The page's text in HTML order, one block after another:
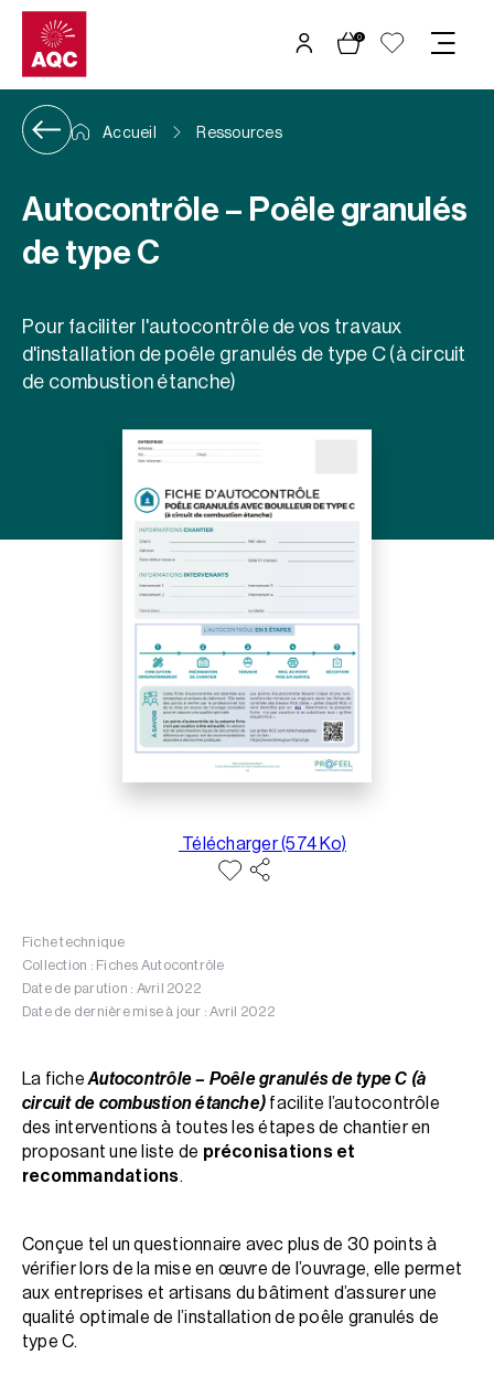
Panneau de gestion des cookies
0
Accueil Ressources
Autocontrôle – Poêle granulés
de type C
Pour faciliter l'autocontrôle de vos travaux
d'installation de poêle granulés de type C (à circuit
de combustion étanche)
Télécharger (574 Ko)
Fiche technique
Collection : Fiches Autocontrôle
Date de parution : Avril 2022
Date de dernière mise à jour : Avril 2022
La fiche Autocontrôle – Poêle granulés de type C (à
circuit de combustion étanche) facilite l’autocontrôle
des interventions à toutes les étapes de chantier en
proposant une liste de préconisations et
recommandations.
Conçue tel un questionnaire avec plus de 30 points à
vérifier lors de la mise en œuvre de l’ouvrage, elle permet
aux entreprises et artisans du bâtiment d’assurer une
qualité optimale de l’installation de poêle granulés de
type C.